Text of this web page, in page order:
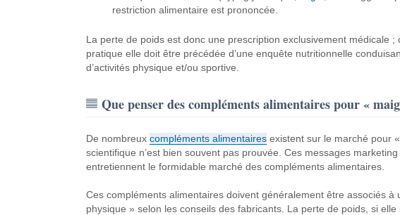
restriction alimentaire est prononcée.
La perte de poids est donc une prescription exclusivement médicale
pratique elle doit être précédée d’une enquête nutritionnelle
d’activités physique et/ou sportive.
Que penser des compléments alimentaires pour «
De nombreux compléments alimentairesexistent sur le marché pour
scientifique n’est bien souvent pas prouvée. Ces messages
entretiennent le formidable marché des compléments alimentaires.
Ces compléments alimentaires doivent généralement être associés à
physique » selon les conseils des fabricants. La perte de poids, si